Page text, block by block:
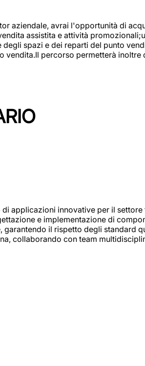
aziendale, avrai l'opportunità di
assistita e attività
spazi e dei reparti del punto
percorso permetterà inoltre
applicazioni innovative per il
e implementazione di
il rispetto degli standard
collaborando con team